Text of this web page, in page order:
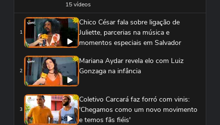
15 vídeos
1
Chico César fala sobre ligação de
Juliette, parcerias na música e
momentos especiais em Salvador
2
Mariana Aydar revela elo com Luiz
Gonzaga na infância
3
Coletivo Carcará faz forró com vinis:
'Chegamos como um novo movimento
e temos fãs fiéis'